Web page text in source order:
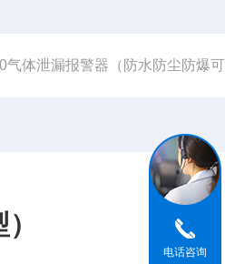
气体泄漏报警器（防水防尘防爆
电话咨询